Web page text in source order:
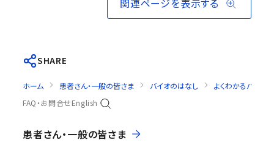
関連ページを表示する
SHARE
ホーム 患者さん・一般の皆さま バイオのはなし
よくわかるバイオ・
FAQ・お問合せEnglish
患者さん・一般の皆さま